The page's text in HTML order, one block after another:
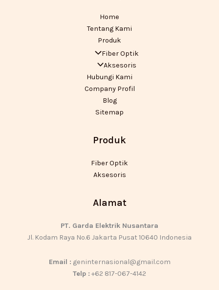
Home
Tentang Kami
Produk
Fiber Optik
Aksesoris
Hubungi Kami
Company Profil
Blog
Sitemap
Produk
Fiber Optik
Aksesoris
Alamat
PT. Garda Elektrik Nusantara
Jl. Kodam Raya No.6 Jakarta Pusat 10640 Indonesia
Email : geninternasional@gmail.com
Telp : +62 817-067-4142